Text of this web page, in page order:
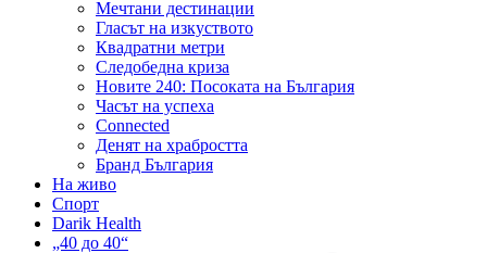
Мечтани дестинации
Гласът на изкуството
Квадратни метри
Следобедна криза
Новите 240: Посоката на България
Часът на успеха
Connected
Денят на храбростта
Бранд България
На живо
Спорт
Darik Health
„40 до 40“